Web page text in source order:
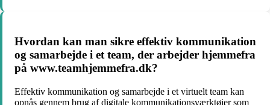
Hvordan kan man sikre effektiv kommunikation
og samarbejde i et team, der arbejder hjemmefra
på www.teamhjemmefra.dk?
Effektiv kommunikation og samarbejde i et virtuelt team kan
opnås gennem brug af digitale kommunikationsværktøjer som